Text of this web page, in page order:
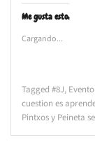
Me gusta esto:
Cargando...
Tagged #8J,
cuestion es
Pintxos y Peineta